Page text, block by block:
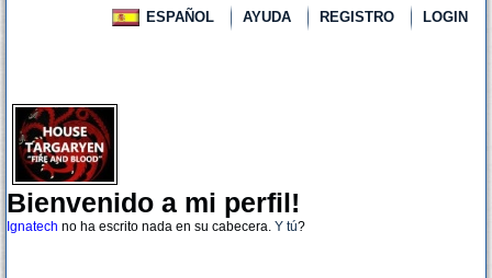
ESPAÑOL AYUDA REGISTRO LOGIN
Bienvenido a mi perfil!
Ignatech no ha escrito nada en su cabecera. Y tú?